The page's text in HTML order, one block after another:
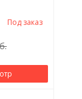
Под заказ